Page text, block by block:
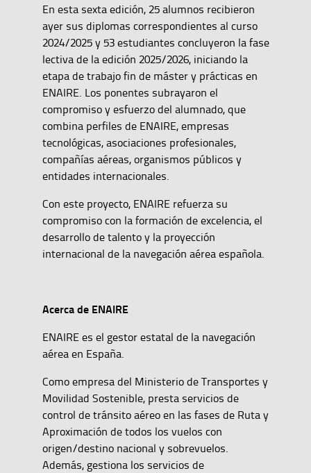
En esta sexta edición, 25 alumnos recibieron
ayer sus diplomas correspondientes al curso
2024/2025 y 53 estudiantes concluyeron la fase
lectiva de la edición 2025/2026, iniciando la
etapa de trabajo fin de máster y prácticas en
ENAIRE. Los ponentes subrayaron el
compromiso y esfuerzo del alumnado, que
combina perfiles de ENAIRE, empresas
tecnológicas, asociaciones profesionales,
compañías aéreas, organismos públicos y
entidades internacionales.
Con este proyecto, ENAIRE refuerza su
compromiso con la formación de excelencia, el
desarrollo de talento y la proyección
internacional de la navegación aérea española.
Acerca de ENAIRE
ENAIRE es el gestor estatal de la navegación
aérea en España.
Como empresa del Ministerio de Transportes y
Movilidad Sostenible, presta servicios de
control de tránsito aéreo en las fases de Ruta y
Aproximación de todos los vuelos con
origen/destino nacional y sobrevuelos.
Además, gestiona los servicios de